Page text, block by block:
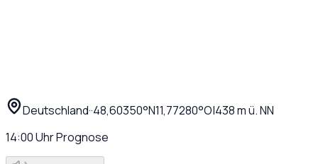
Deutschland··48,60350°N11,77280°O|438m ü. NN
14:00UhrPrognose